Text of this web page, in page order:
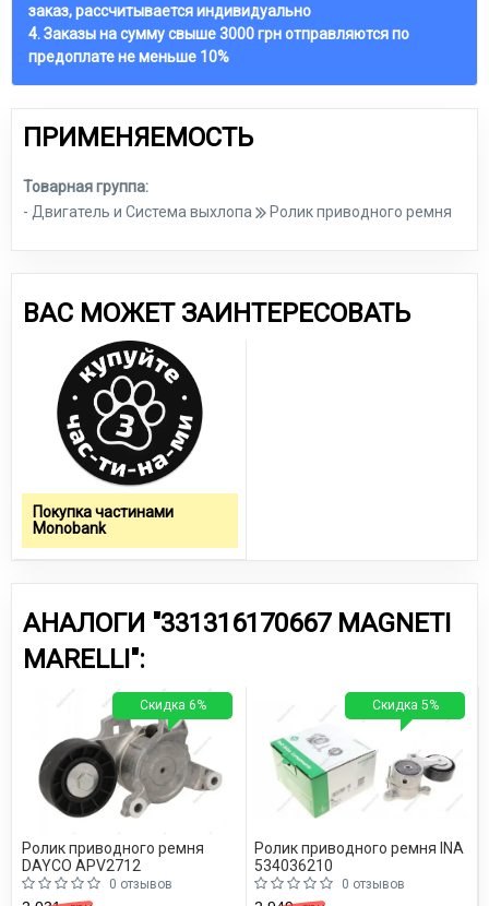
заказ, рассчитывается индивидуально
4. Заказы на сумму свыше 3000 грн отправляются по
предоплате не меньше 10%
ПРИМЕНЯЕМОСТЬ
Товарная группа:
- Двигатель и Система выхлопа
Ролик приводного ремня
ВАС МОЖЕТ ЗАИНТЕРЕСОВАТЬ
Покупка частинами
Monobank
АНАЛОГИ "331316170667 MAGNETI
MARELLI":
Ролик приводного ремня
DAYCO APV2712
0 отзывов
Скидка 6%
Ролик приводного ремня INA
534036210
0 отзывов
Скидка 5%